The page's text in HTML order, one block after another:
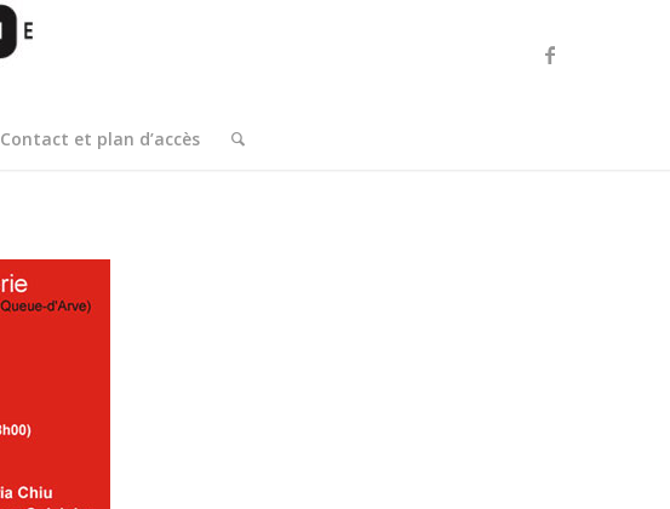
Contact et plan d’accès